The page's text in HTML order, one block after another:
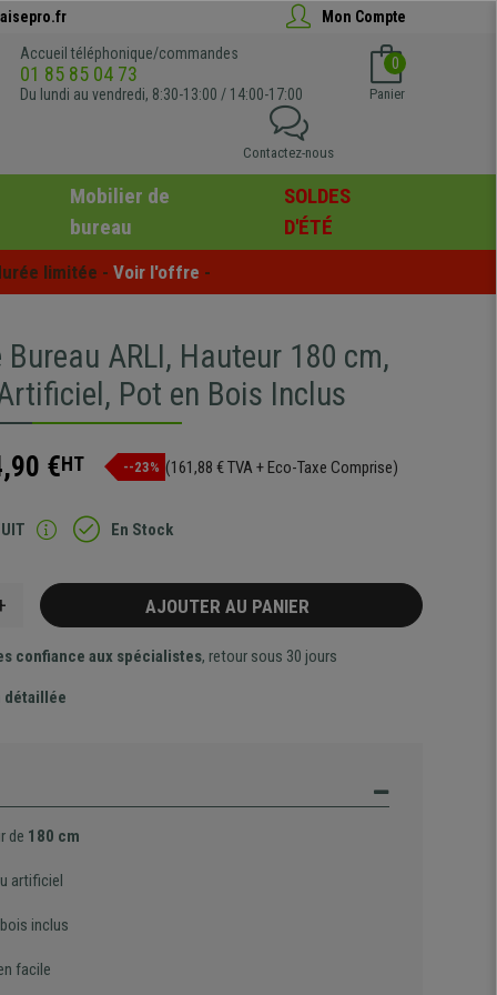
Mon Compte
Accueil téléphonique/commandes
01 85 85 04 73
Du lundi au vendredi, 8:30-13:00 / 14:00-17:00
0
Panier
Contactez-nous
Mobilier de
bureau
SOLDES
D'ÉTÉ
limitée - Voir l'offre -
ARLI, Hauteur 180 cm,
Pot en Bois Inclus
€HT --23% (161,88 € TVA + Eco-Taxe Comprise)
En Stock
AJOUTER AU PANIER
confiance aux spécialistes, retour sous 30 jours
détaillée
de 180 cm
artificiel
inclus
facile